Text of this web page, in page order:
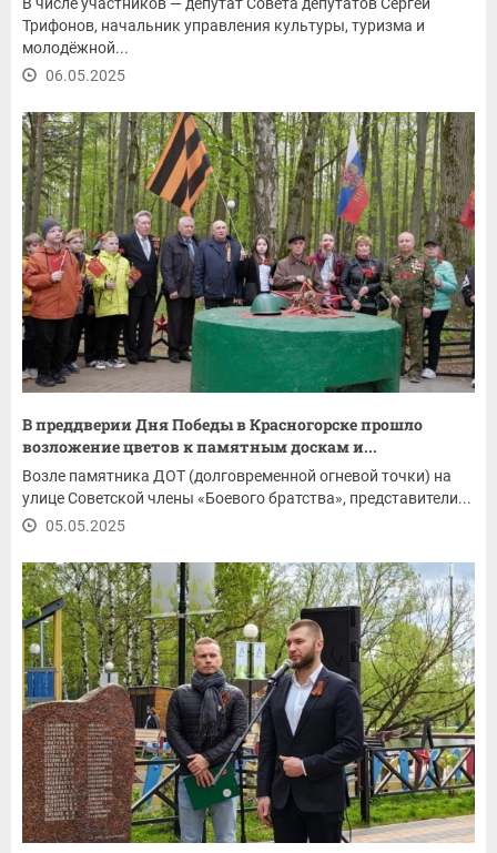
Трифонов, начальник управления культуры, туризма и
молодёжной...
06.05.2025
В преддверии Дня Победы в Красногорске прошло
возложение цветов к памятным доскам и...
Возле памятника ДОТ (долговременной огневой точки) на
улице Советской члены «Боевого братства», представители...
05.05.2025